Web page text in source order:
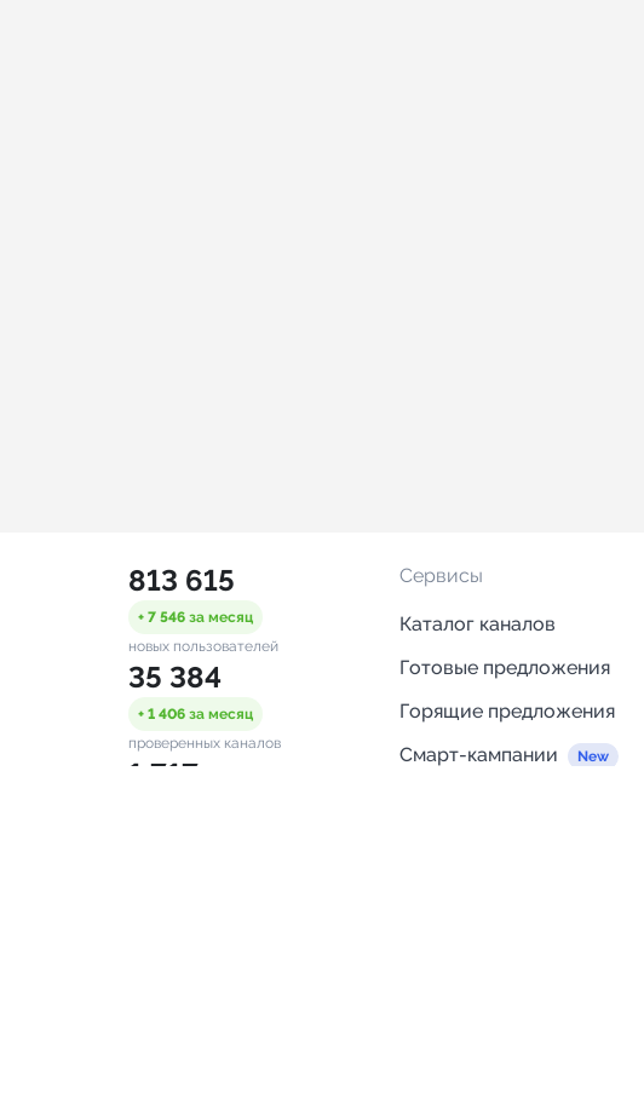
813 615
+ 7 546 за месяц
новых пользователей
35 384
+ 1 406 за месяц
проверенных каналов
1 717
Сервисы
Каталог каналов
Готовые предложения
Горящие предложения
Смарт-кампании